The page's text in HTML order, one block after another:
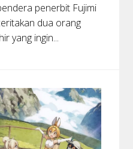
penerbit Fujimi
dua orang
yang ingin...